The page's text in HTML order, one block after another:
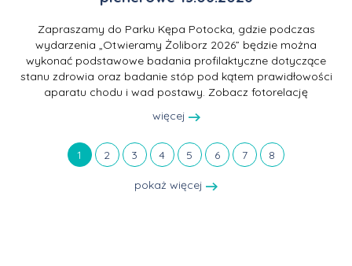
Zapraszamy do Parku Kępa Potocka, gdzie podczas
wydarzenia „Otwieramy Żoliborz 2026” będzie można
wykonać podstawowe badania profilaktyczne dotyczące
stanu zdrowia oraz badanie stóp pod kątem prawidłowości
aparatu chodu i wad postawy. Zobacz fotorelację
więcej
1 2 3 4 5 6 7 8
pokaż więcej